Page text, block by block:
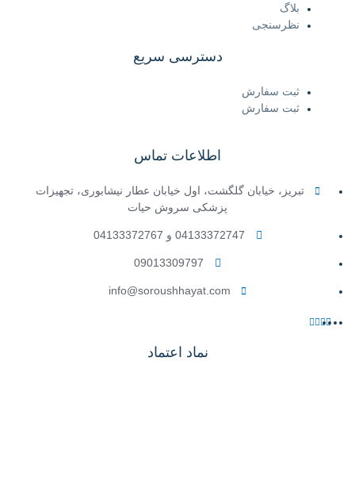
بلاگ
نظرسنجی
دسترسی سریع
ثبت سفارش
ثبت سفارش
اطلاعات تماس
تبریز، خیابان گلگشت، اول خیابان عطار نیشابوری، تجهیزات
پزشکی سروش حیات
04133372747 و 04133372767
09013309797
info@soroushhayat.com
نماد اعتماد